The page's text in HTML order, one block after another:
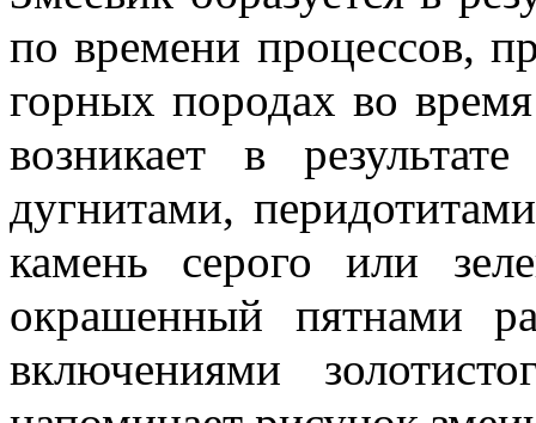
по времени процессов,
горных породах во
возникает в
дугнитами,
камень серого или
окрашенный пятнами
включениями